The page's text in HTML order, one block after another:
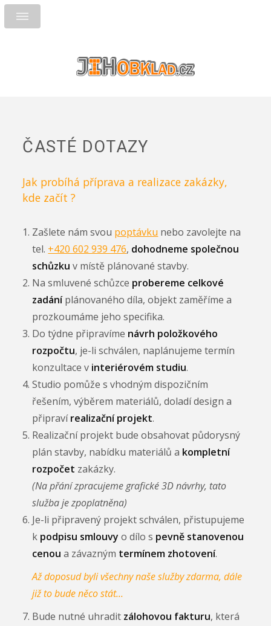
ČASTÉ DOTAZY
Jak probíhá příprava a realizace zakázky,
kde začít ?
Zašlete nám svou poptávku nebo zavolejte na
tel. +420 602 939 476, dohodneme společnou
schůzku v místě plánované stavby.
Na smluvené schůzce probereme celkové
zadáníplánovaného díla, objekt zaměříme a
prozkoumáme jeho specifika.
Do týdne připravíme návrh položkového
rozpočtu, je-li schválen, naplánujeme termín
konzultace v interiérovém studiu.
Studio pomůže s vhodným dispozičním
řešením, výběrem materiálů, doladí design a
připravírealizační projekt.
Realizační projekt bude obsahovat půdorysný
plán stavby, nabídku materiálů a kompletní
rozpočet zakázky.
(Na přání zpracujeme grafické 3D návrhy, tato
služba je zpoplatněna)
Je-li připravený projekt schválen, přistupujeme
k podpisu smlouvy o dílo s pevně stanovenou
cenou a závazným termínem zhotovení.
Až doposud byli všechny naše služby zdarma, dále
již to bude něco stát...
Bude nutné uhradit zálohovou fakturu, která